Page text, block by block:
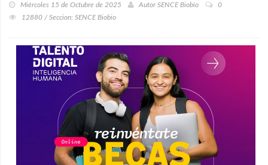
Miércoles 15 de Octubre de 2025 Autor SENCE Biobío
0
12880 / Seccion: SENCE Biobi­o